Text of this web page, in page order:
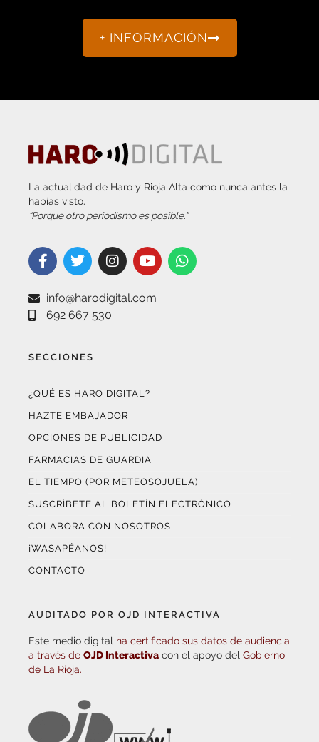
+ INFORMACIÓN
La actualidad de Haro y Rioja Alta como nunca antes la
habías visto.
“Porque otro periodismo es posible.”
info@harodigital.com
692 667 530
SECCIONES
¿QUÉ ES HARO DIGITAL?
HAZTE EMBAJADOR
OPCIONES DE PUBLICIDAD
FARMACIAS DE GUARDIA
EL TIEMPO (POR METEOSOJUELA)
SUSCRÍBETE AL BOLETÍN ELECTRÓNICO
COLABORA CON NOSOTROS
¡WASAPÉANOS!
CONTACTO
AUDITADO POR OJD INTERACTIVA
Este medio digital ha certificado sus datos de audiencia
a través de OJD Interactiva con el apoyo del Gobierno
de La Rioja.